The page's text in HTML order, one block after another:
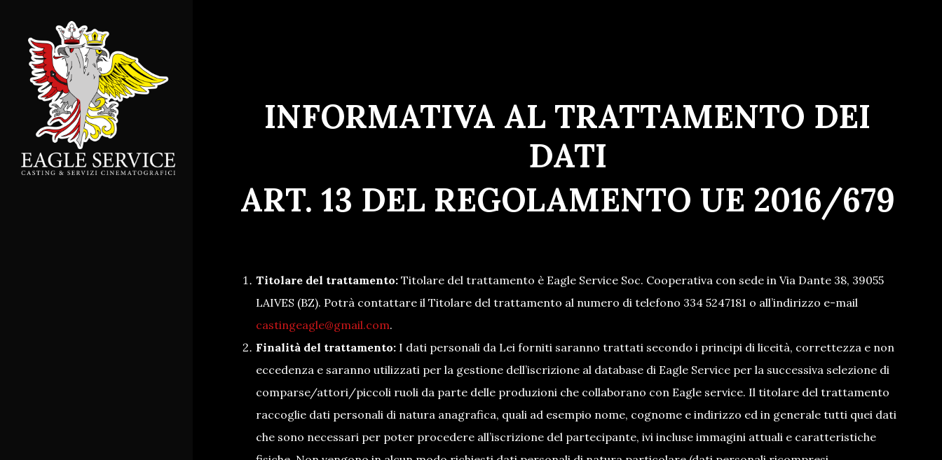
content
INFORMATIVA AL TRATTAMENTO DEI
DATI
ART. 13 DEL REGOLAMENTO UE 2016/679
Titolare del trattamento: Titolare del trattamento è Eagle Service Soc. Cooperativa con sede in Via Dante 38, 39055
LAIVES (BZ). Potrà contattare il Titolare del trattamento al numero di telefono 334 5247181 o all’indirizzo e-mail
castingeagle@gmail.com.
Finalità del trattamento: I dati personali da Lei forniti saranno trattati secondo i principi di liceità, correttezza e non
eccedenza e saranno utilizzati per la gestione dell’iscrizione al database di Eagle Service per la successiva selezione di
comparse/attori/piccoli ruoli da parte delle produzioni che collaborano con Eagle service. Il titolare del trattamento
raccoglie dati personali di natura anagrafica, quali ad esempio nome, cognome e indirizzo ed in generale tutti quei dati
che sono necessari per poter procedere all’iscrizione del partecipante, ivi incluse immagini attuali e caratteristiche